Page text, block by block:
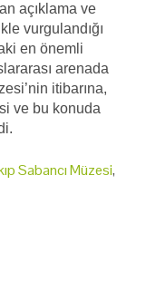
açıklama ve
vurgulandığı
en önemli
arenada
itibarına,
ve bu konuda
Sabancı Müzesi,